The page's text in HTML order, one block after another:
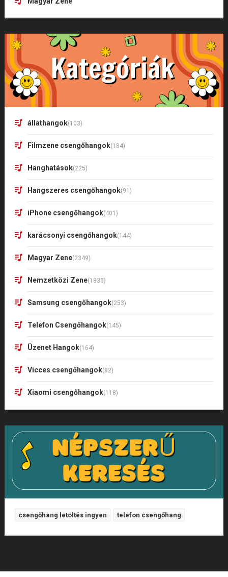
állathangok(103)
Filmzene csengőhangok(184)
Hanghatások(225)
Hangszeres csengőhangok(91)
iPhone csengőhangok(401)
karácsonyi csengőhangok(144)
Magyar Zene(2349)
Nemzetközi Zene(1835)
Samsung csengőhangok(253)
Telefon Csengőhangok(145)
Üzenet Hangok(164)
Vicces csengőhangok(82)
Xiaomi csengőhangok(118)
csengőhang letöltés ingyen telefon csengőhang